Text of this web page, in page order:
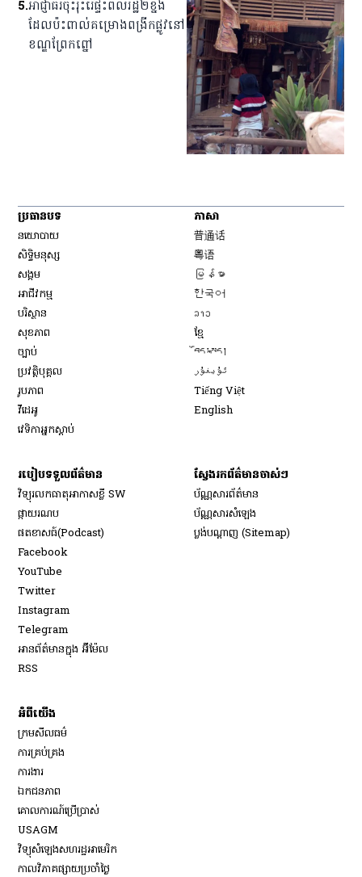
5.អាជ្ញាធរ​ចុះ​រុះរើ​ផ្ទះ​ពលរដ្ឋ​២​ខ្នង​
ដែល​ប៉ះពាល់​គម្រោង​ពង្រីក​ផ្លូវ​នៅ​
ខណ្ឌ​ព្រែកព្នៅ
ប្រធានបទ
នយោបាយ
សិទ្ធិ​មនុស្ស
សង្គម
អាជីវកម្ម
បរិស្ថាន
សុខភាព
ច្បាប់
ប្រវត្តិបុគ្គល
រូបភាព
វីដេអូ
វេទិកា​អ្នក​ស្ដាប់
ភាសា
普通话
粤语
မြန်မာ
한국어
ລາວ
ខ្មែ
བོད་སྐད།
ئۇيغۇر
Tiếng Việt
English
របៀប​ទទួល​ព័ត៌មាន​
វិទ្យុ​រលក​ធាតុអាកាស​ខ្លី SW
​ផ្កាយ​រណប
​ផតខាសធ៍(Podcast)
Facebook
YouTube
Twitter
Instagram
Telegram
អានព័ត៌មានក្នុង អ៊ីម៉ែល
RSS
ស្វែងរកព័ត៌មានចាស់ៗ
ប័ណ្ណសារ​ព័ត៌មាន​
ប័ណ្ណសារ​សំឡេង
ប្លង់បណ្តាញ (Sitemap)
អំពីយើង
ក្រមសីលធម៌
ការគ្រប់គ្រង
ការងារ
ឯកជនភាព
គោលការណ៍ប្រើប្រាស់
USAGM
វិទ្យុសំឡេងសហរដ្ឋអាមេរិក
កាលវិភាគផ្សាយប្រចាំថ្ងៃ